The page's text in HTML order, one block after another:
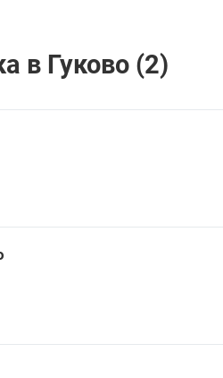
в Гуково (2)